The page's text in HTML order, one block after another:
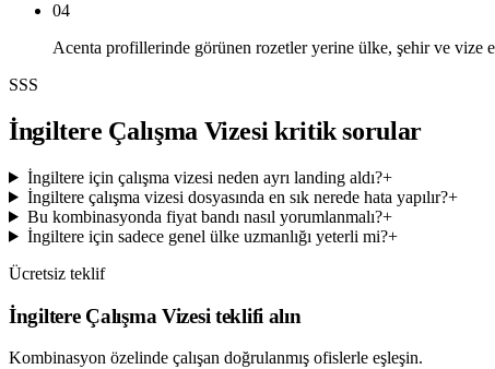
04
Acenta profillerinde görünen rozetler yerine ülke, şehir ve vize
SSS
İngiltere Çalışma Vizesi kritik sorular
İngiltere için çalışma vizesi neden ayrı landing aldı?+
İngiltere çalışma vizesi dosyasında en sık nerede hata yapılır?+
Bu kombinasyonda fiyat bandı nasıl yorumlanmalı?+
İngiltere için sadece genel ülke uzmanlığı yeterli mi?+
Ücretsiz teklif
İngiltere Çalışma Vizesi teklifi alın
Kombinasyon özelinde çalışan doğrulanmış ofislerle eşleşin.